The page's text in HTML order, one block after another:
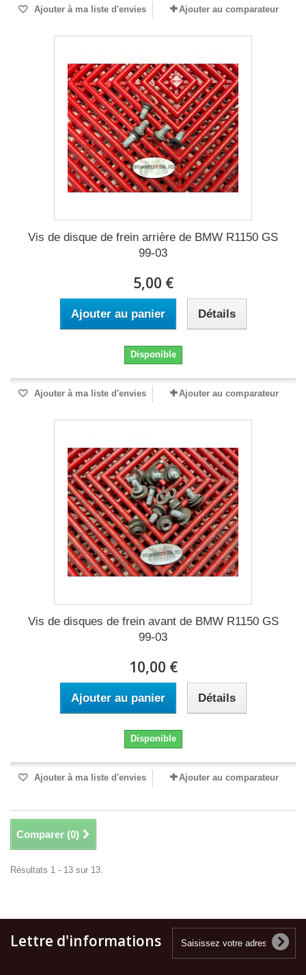
Ajouter à ma liste d'envies Ajouter au comparateur
Vis de disque de frein arrière de BMW R1150 GS
99-03
5,00 €
Ajouter au panier Détails
Disponible
Ajouter à ma liste d'envies Ajouter au comparateur
Vis de disques de frein avant de BMW R1150 GS
99-03
10,00 €
Ajouter au panier Détails
Disponible
Ajouter à ma liste d'envies Ajouter au comparateur
Comparer (0)
Résultats 1 - 13 sur 13.
Lettre d'informations